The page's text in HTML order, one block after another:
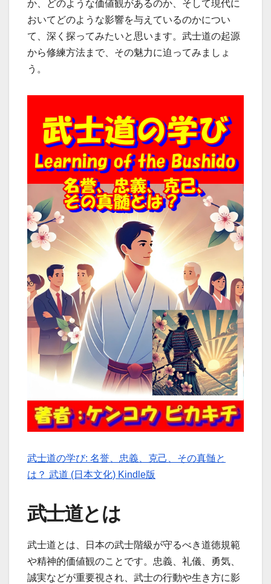
か、どのような価値観があるのか、そして現代に
おいてどのような影響を与えているのかについ
て、深く探ってみたいと思います。武士道の起源
から修練方法まで、その魅力に迫ってみましょ
う。
武士道の学び: 名誉、忠義、克己、その真髄と
は？ 武道 (日本文化) Kindle版
武士道とは
武士道とは、日本の武士階級が守るべき道徳規範
や精神的価値観のことです。忠義、礼儀、勇気、
誠実などが重要視され、武士の行動や生き方に影